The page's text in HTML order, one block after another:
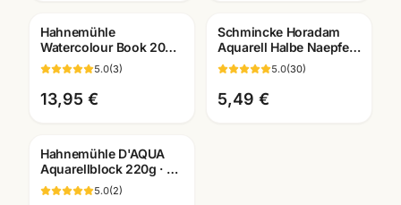
Hahnemühle
Watercolour Book 200g
· 60 Seiten · A4/A5/A6 ·
Aquarellbuch
Mannheim
5.0(3)
13,95 €
Schmincke Horadam
Aquarell Halbe Naepfe ·
Künstlerfarben einzeln ·
alle Farben
5.0(30)
5,49 €
Hahnemühle D'AQUA
Aquarellblock 220g · 30
Blatt naturweiss rau ·
Mannheim
5.0(2)